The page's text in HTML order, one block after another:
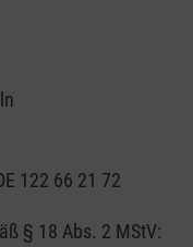
122 66 21 72
§ 18 Abs. 2 MStV: